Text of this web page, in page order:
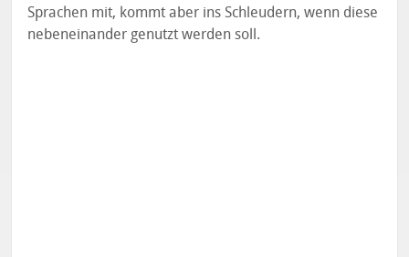
Sprachen mit, kommt aber ins Schleudern, wenn diese
nebeneinander genutzt werden soll.